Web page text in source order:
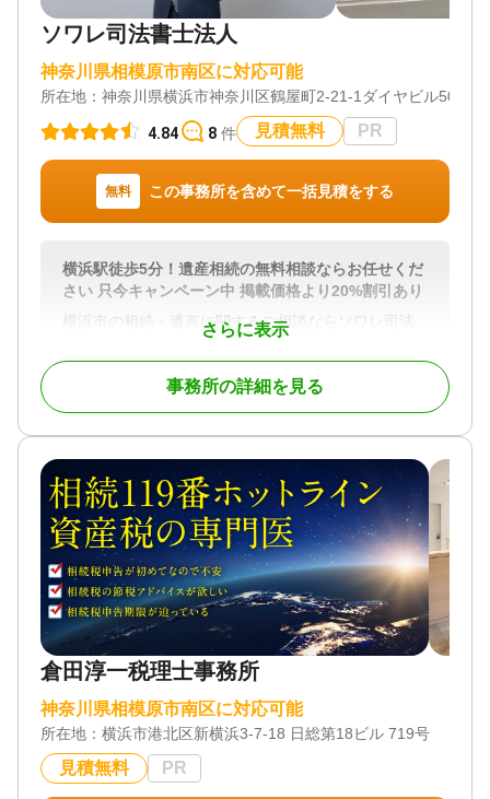
☆迅速かつ丁寧な対応
神奈川県、東京都
対応業務
遺言書 / 遺産分割 / 相続財産調査 / 相続登記 / 相続放
棄 / 家族信託 / 相続手続き / 銀行手続き / 戸籍収集 /
相続人調査
対応体制
電話相談可 / 訪問可 / 土日相談可 / 初回相談無料 / 18
時以降相談可 / オンライン面談可 / 事務所面談可
ソワレ司法書士法人
神奈川県相模原市南区に対応可能
所在地： 神奈川県横浜市神奈川区鶴屋町2-21-1ダイヤビル504
4.84 8 件 見積無料 PR
無料 この事務所を含めて一括見積をする
さらに表示
横浜駅徒歩5分！遺産相続の無料相談ならお任せくだ
さい 只今キャンペーン中 掲載価格より20%割引あり
横浜市の相続・遺言に関するご相談ならソワレ司法
相続のご相談は【完全無料】。【横浜駅徒歩5分】 横
浜市内で財産・不動産の相続・相続放棄・終活にお
悩みの方はお気軽にご相談ください。
横浜での相続に精通したプロチームが、相続法務か
ら税務にいたるまでお客様をフルサポートします。
面談は土日やオンライン、ご自宅への出張面談も可
能です。お気軽にご相談ください。
対応地域
神奈川県、東京都
対応業務
棄 / 成年後見 / 相続手続き / 銀行手続き / 戸籍収集 /
相続人調査 / 生前贈与（不動産名義変更）
対応体制
電話相談可 / 訪問可 / 女性スタッフ対応可 / 土日相談
事務所の詳細を見る
倉田淳一税理士事務所
神奈川県相模原市南区に対応可能
所在地： 横浜市港北区新横浜3-7-18 日総第18ビル 719号
見積無料 PR